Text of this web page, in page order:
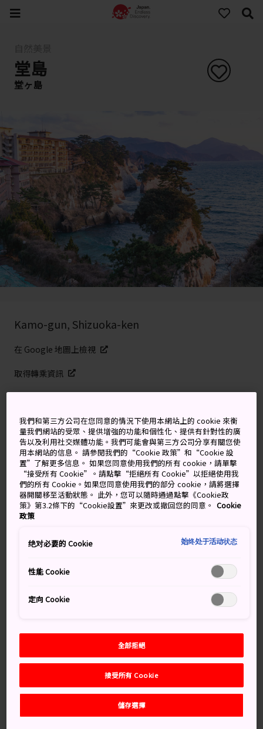
堂島
堂ヶ島
Kamo-gun, Shizuoka-ken
在 Google 地圖上檢視
取得轉乘資訊
關鍵字 地圖
美麗的海岸線與祕密島嶼
火山爆發與自然侵蝕，形成了驚人的岩石地形以及深邃的
洞穴，吸引大量遊客造訪這個海岸線拍照熱點。
交通方式
下田車站出發（車程 60 分鐘）前往堂島的巴士。
堂島擁有一座陸連島，亦即只有在退潮時，才會和陸地
連在一起的島嶼
這個地區擁有名為岩漿岩脈的奇異火山岩石地形
我們和第三方公司在您同意的情況下使用本網站上的 cookie 來衡
量我們網站的受眾、提供增強的功能和個性化、提供有針對性的廣
告以及利用社交媒體功能。我們可能會與第三方公司分享有關您使
用本網站的信息。 請參閱我們的“Cookie 政策”和“Cookie 設
置”了解更多信息。 如果您同意使用我們的所有 cookie，請單擊
“接受所有 Cookie”。請點擊“拒絕所有 Cookie”以拒絕使用我
們的所有 Cookie。如果您同意使用我們的部分 cookie，請將選擇
器開關移至活動狀態。 此外，您可以隨時通過點擊《Cookie政
策》第3.2條下的“Cookie設置”來更改或撤回您的同意。 Cookie
政策
绝对必要的 Cookie 始终处于活动状态
性能 Cookie
定向 Cookie
全部拒絕
接受所有 Cookie
儲存選擇